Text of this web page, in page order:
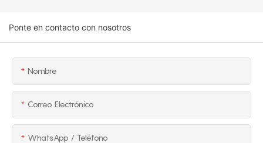
Ponte en contacto con nosotros
Nombre
Correo Electrónico
WhatsApp / Teléfono